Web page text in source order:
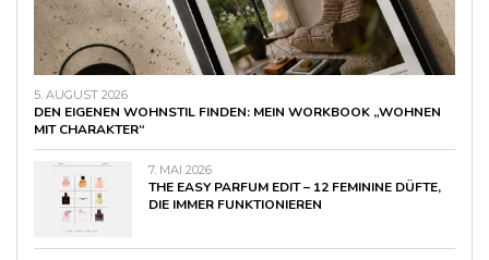
5. AUGUST 2026
DEN EIGENEN WOHNSTIL FINDEN: MEIN WORKBOOK „WOHNEN
MIT CHARAKTER“
7. MAI 2026
THE EASY PARFUM EDIT – 12 FEMININE DÜFTE,
DIE IMMER FUNKTIONIEREN